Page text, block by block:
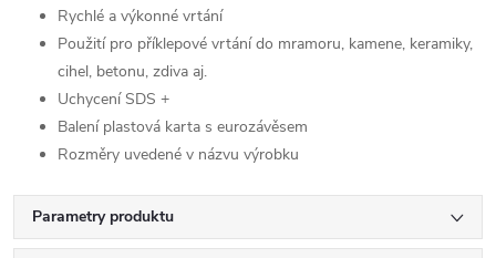
Rychlé a výkonné vrtání
Použití pro příklepové vrtání do mramoru, kamene, keramiky,
cihel, betonu, zdiva aj.
Uchycení SDS +
Balení plastová karta s eurozávěsem
Rozměry uvedené v názvu výrobku
Parametry produktu